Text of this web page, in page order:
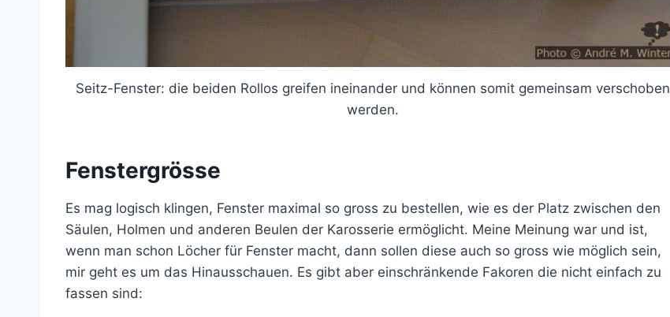
Seitz-Fenster: die beiden Rollos greifen ineinander und können somit gemeinsam verschoben
werden.
Fenstergrösse
Es mag logisch klingen, Fenster maximal so gross zu bestellen, wie es der Platz zwischen den
Säulen, Holmen und anderen Beulen der Karosserie ermöglicht. Meine Meinung war und ist,
wenn man schon Löcher für Fenster macht, dann sollen diese auch so gross wie möglich sein,
mir geht es um das Hinausschauen. Es gibt aber einschränkende Fakoren die nicht einfach zu
fassen sind: